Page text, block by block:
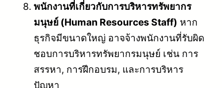
พนักงานที่เกี่ยวกับการบริหารทรัพยากร
มนุษย์ (Human Resources Staff) หาก
ธุรกิจมีขนาดใหญ่ อาจจ้างพนักงานที่รับผิด
ชอบการบริหารทรัพยากรมนุษย์ เช่น การ
สรรหา, การฝึกอบรม, และการบริหาร
ปัญหา